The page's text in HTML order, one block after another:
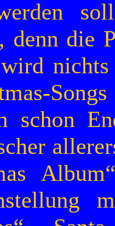
denn die
schon